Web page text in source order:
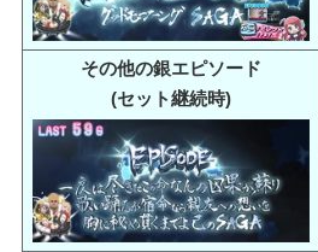
その他の銀エピソード
(セット継続時)